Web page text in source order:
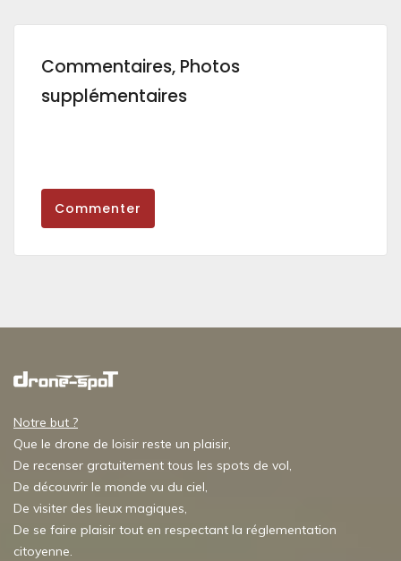
Commentaires, Photos
supplémentaires
Commenter
Notre but ?
Que le drone de loisir reste un plaisir,
De recenser gratuitement tous les spots de vol,
De découvrir le monde vu du ciel,
De visiter des lieux magiques,
De se faire plaisir tout en respectant la réglementation
citoyenne.